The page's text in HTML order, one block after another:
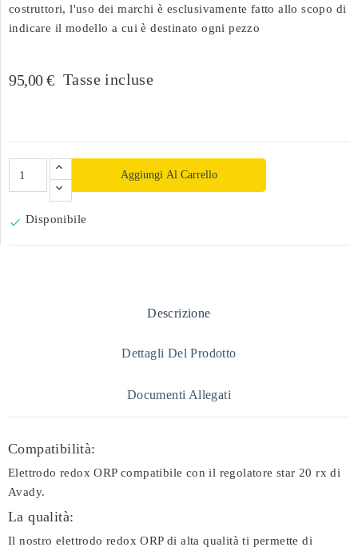
costruttori, l'uso dei marchi è esclusivamente fatto allo scopo di
indicare il modello a cui è destinato ogni pezzo
95,00 € Tasse incluse
Aggiungi Al Carrello
 Disponibile
Descrizione
Dettagli Del Prodotto
Documenti Allegati
Compatibilità:
Elettrodo redox ORP compatibile con il regolatore star 20 rx di
Avady.
La qualità:
Il nostro elettrodo redox ORP di alta qualità ti permette di